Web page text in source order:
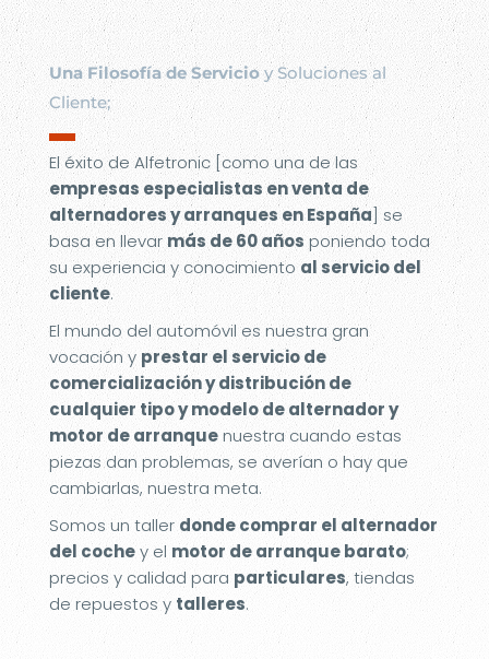
Una Filosofía de Servicioy Soluciones al
Cliente;
▬
El éxito de Alfetronic [como una de las
empresas especialistas en venta de
alternadores y arranques en España] se
basa en llevarmás de 60 añosponiendo toda
su experiencia y conocimiento al servicio del
cliente.
El mundo del automóvil es nuestra gran
vocación y prestar el servicio de
comercialización y distribución de
cualquier tipo y modelo de alternador y
motor de arranquenuestra cuando estas
piezas dan problemas, se averían o hay que
cambiarlas, nuestra meta.
Somos un taller donde comprar el alternador
del cochey el motor de arranque barato;
precios y calidad para particulares, tiendas
de repuestos y talleres.